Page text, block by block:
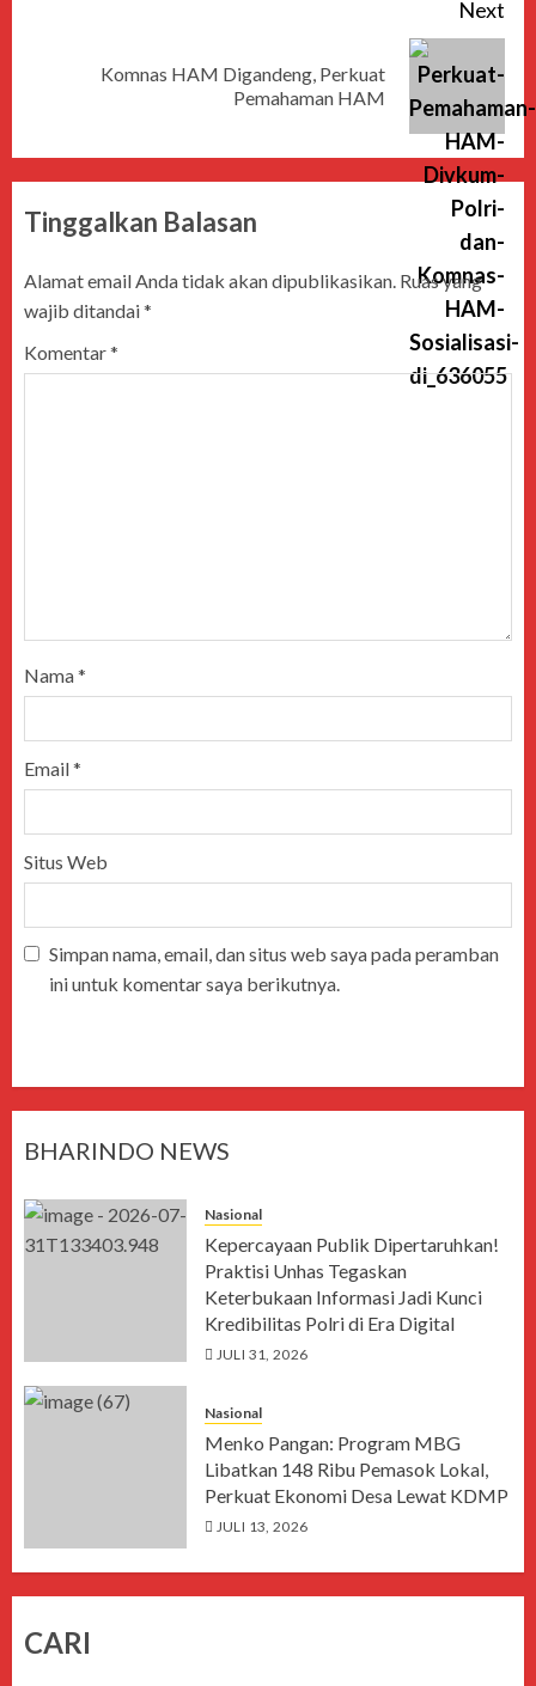
Next
Komnas HAM Digandeng, Perkuat
Pemahaman HAM
Tinggalkan Balasan
Alamat email Anda tidak akan dipublikasikan. Ruas yang
wajib ditandai*
Komentar*
Nama*
Email*
Situs Web
Simpan nama, email, dan situs web saya pada peramban
ini untuk komentar saya berikutnya.
BHARINDO NEWS
Nasional
Kepercayaan Publik Dipertaruhkan!
Praktisi Unhas Tegaskan
Keterbukaan Informasi Jadi Kunci
Kredibilitas Polri di Era Digital
JULI 31, 2026
Nasional
Menko Pangan: Program MBG
Libatkan 148 Ribu Pemasok Lokal,
Perkuat Ekonomi Desa Lewat KDMP
JULI 13, 2026
CARI